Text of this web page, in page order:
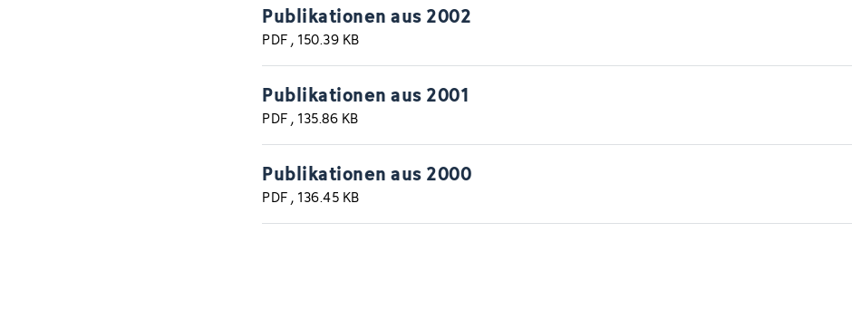
Publikationen aus 2002
PDF, 150.39 KB
Publikationen aus 2001
PDF, 135.86 KB
Publikationen aus 2000
PDF, 136.45 KB